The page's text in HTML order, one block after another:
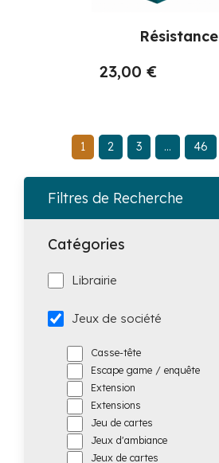
Filtres de Recherche
Catégories
Librairie
Jeux de société
Casse-tête
Escape game / enquête
Extension
Extensions
Jeu de cartes
Jeux d'ambiance
Jeux de cartes
Résistance
23,00€
1 2 3 … 46